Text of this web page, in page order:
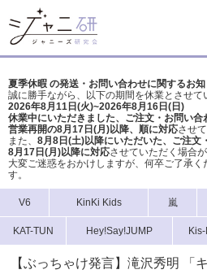
夏季休暇 の発送・お問い合わせに関するお
誠に勝手ながら、以下の期間を休業とさせて
2026年8月11日(火)~2026年8月16日(日)
休業中にいただきました、ご注文・お問い合
営業再開の8月17日(月)以降、順に対応させ
また、 8月8日(土)以降にいただいた、ご注文・
8月17日(月)以降に対応させていただく場合が
大変ご迷惑をおかけしますが、 何卒ご了承く
す。
V6 KinKi Kids 嵐
KAT-TUN Hey!Say!JUMP
【ぶっちゃけ発言】滝沢秀明 「